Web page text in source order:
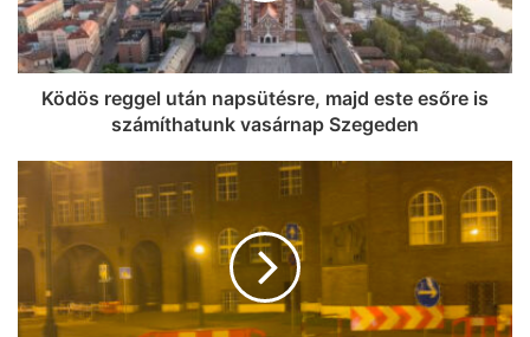
Ködös reggel után napsütésre, majd este esőre is
számíthatunk vasárnap Szegeden